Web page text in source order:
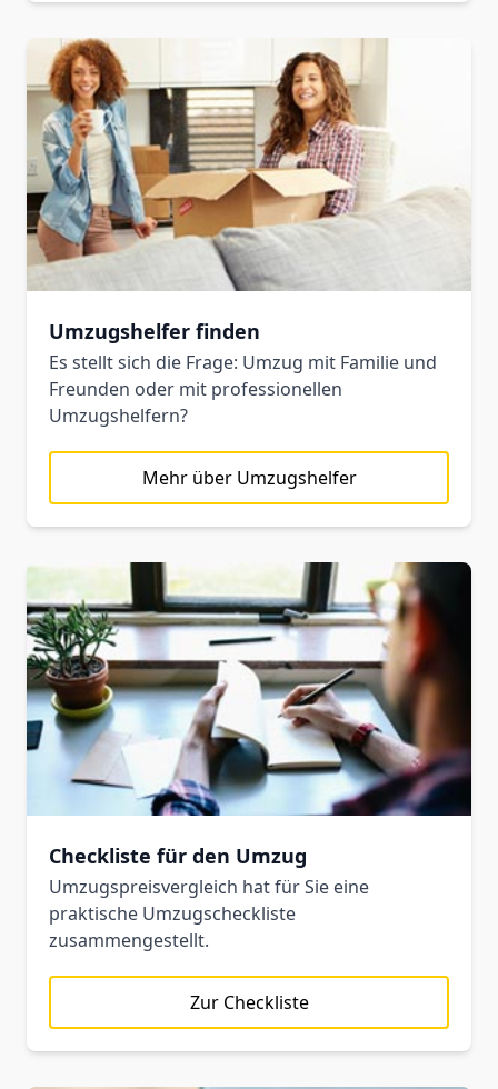
Umzugshelfer finden
Es stellt sich die Frage: Umzug mit Familie und
Freunden oder mit professionellen
Umzugshelfern?
Mehr über Umzugshelfer
Checkliste für den Umzug
Umzugspreisvergleich hat für Sie eine
praktische Umzugscheckliste
zusammengestellt.
Zur Checkliste